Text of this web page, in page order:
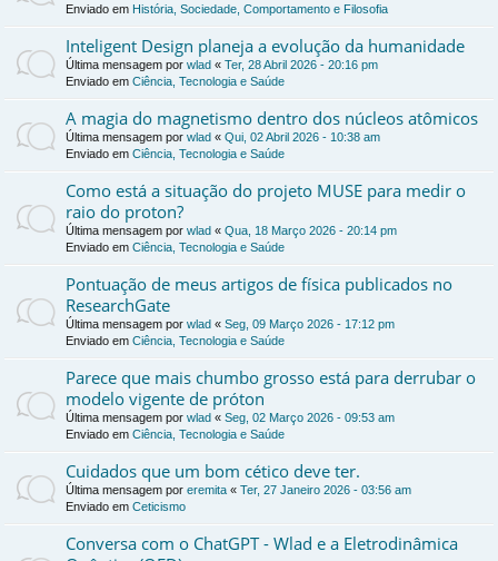
Enviado em História, Sociedade, Comportamento e Filosofia
Inteligent Design planeja a evolução da humanidade
Última mensagem por wlad « Ter, 28 Abril 2026 - 20:16 pm
Enviado em Ciência, Tecnologia e Saúde
A magia do magnetismo dentro dos núcleos atômicos
Última mensagem por wlad « Qui, 02 Abril 2026 - 10:38 am
Enviado em Ciência, Tecnologia e Saúde
Como está a situação do projeto MUSE para medir o
raio do proton?
Última mensagem por wlad « Qua, 18 Março 2026 - 20:14 pm
Enviado em Ciência, Tecnologia e Saúde
Pontuação de meus artigos de física publicados no
ResearchGate
Última mensagem por wlad « Seg, 09 Março 2026 - 17:12 pm
Enviado em Ciência, Tecnologia e Saúde
Parece que mais chumbo grosso está para derrubar o
modelo vigente de próton
Última mensagem por wlad « Seg, 02 Março 2026 - 09:53 am
Enviado em Ciência, Tecnologia e Saúde
Cuidados que um bom cético deve ter.
Última mensagem por eremita « Ter, 27 Janeiro 2026 - 03:56 am
Enviado em Ceticismo
Conversa com o ChatGPT - Wlad e a Eletrodinâmica